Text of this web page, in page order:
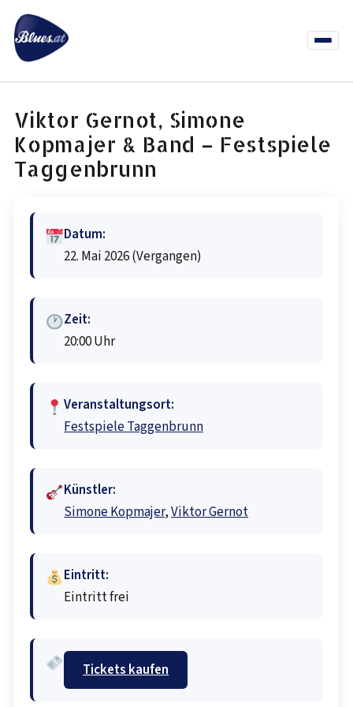
Inhalt
springen
Menü
Viktor Gernot, Simone
Kopmajer & Band – Festspiele
Taggenbrunn
Datum:
22. Mai 2026(Vergangen)
Zeit:
20:00 Uhr
Veranstaltungsort:
Festspiele Taggenbrunn
Künstler:
Simone Kopmajer,Viktor Gernot
Eintritt:
Eintritt frei
Tickets kaufen